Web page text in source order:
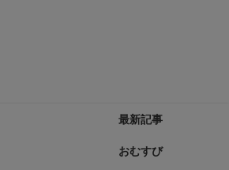
最新記事
おむすび